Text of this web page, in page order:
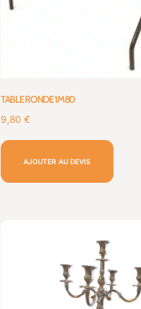
TABLE RONDE 1M80
9,80 €
AJOUTER AU DEVIS